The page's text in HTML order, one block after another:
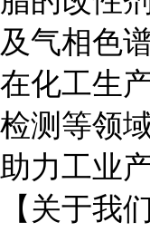
及气相色
在化工生
检测等领
助力工业
【关于我们